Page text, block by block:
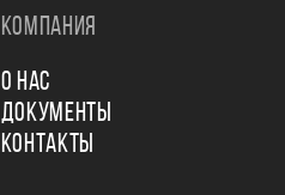
КОМПАНИЯ
О НАС
ДОКУМЕНТЫ
КОНТАКТЫ